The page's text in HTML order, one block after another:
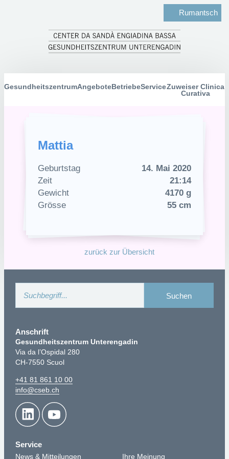
Rumantsch
GesundheitszentrumAngebote BetriebeServiceZuweiser Clinica
Curativa
Mattia
Geburtstag
14. Mai 2020
Zeit
21:14
Gewicht
4170 g
Grösse
55 cm
zurück zur Übersicht
Anschrift
Gesundheitszentrum Unterengadin
Via da l’Ospidal 280
CH-7550 Scuol
+41 81 861 10 00
info@cseb.ch
Service
News & Mitteilungen Ihre Meinung